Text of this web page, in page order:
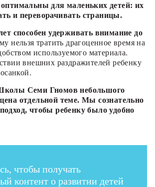
для маленьких детей: их
и переворачивать страницы.
способен удерживать внимание до
нельзя тратить драгоценное время на
используемого материала.
внешних раздражителей ребенку
Семи Гномов небольшого
отдельной теме. Мы сознательно
чтобы ребенку было удобно
чтобы получать
контент о развитии детей